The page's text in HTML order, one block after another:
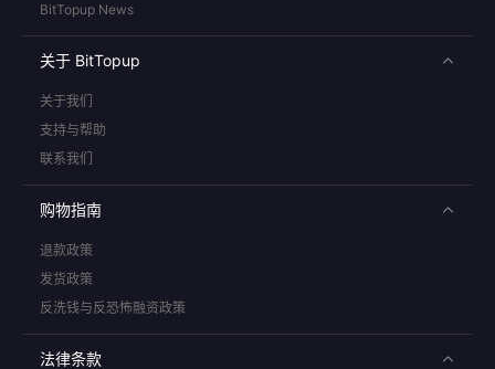
BitTopup News
关于 BitTopup
关于我们
支持与帮助
联系我们
购物指南
退款政策
发货政策
反洗钱与反恐怖融资政策
法律条款